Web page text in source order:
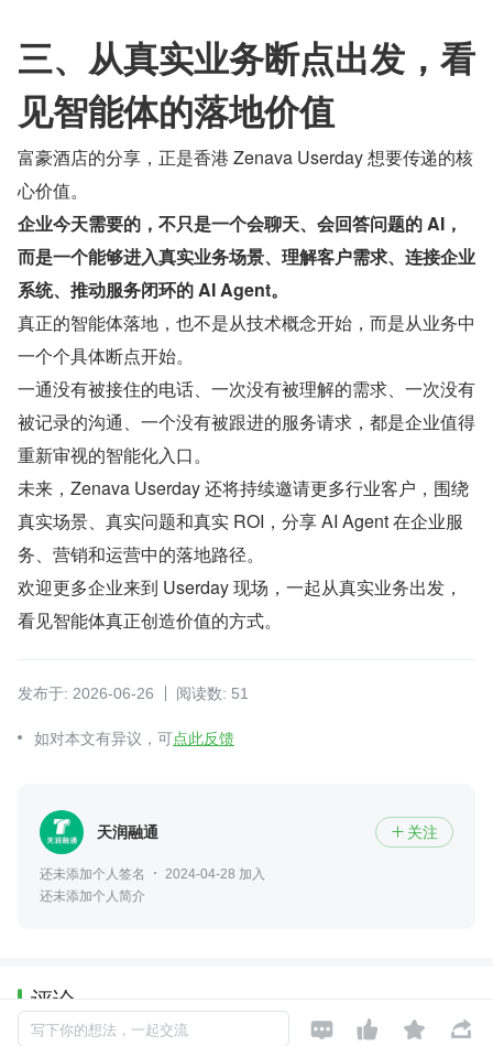
三、从真实业务断点出发，看
见智能体的落地价值
富豪酒店的分享，正是香港 Zenava Userday 想要传递的核
心价值。
企业今天需要的，不只是一个会聊天、会回答问题的 AI，
而是一个能够进入真实业务场景、理解客户需求、连接企业
系统、推动服务闭环的 AI Agent。
真正的智能体落地，也不是从技术概念开始，而是从业务中
一个个具体断点开始。
一通没有被接住的电话、一次没有被理解的需求、一次没有
被记录的沟通、一个没有被跟进的服务请求，都是企业值得
重新审视的智能化入口。
未来，Zenava Userday 还将持续邀请更多行业客户，围绕
真实场景、真实问题和真实 ROI，分享 AI Agent 在企业服
务、营销和运营中的落地路径。
欢迎更多企业来到 Userday 现场，一起从真实业务出发，
看见智能体真正创造价值的方式。
发布于: 2026-06-26 阅读数: 51
如对本文有异议，可点此反馈
天润融通  关注
还未添加个人签名
2024-04-28 加入
还未添加个人简介
评论
写下你的想法，一起交流    